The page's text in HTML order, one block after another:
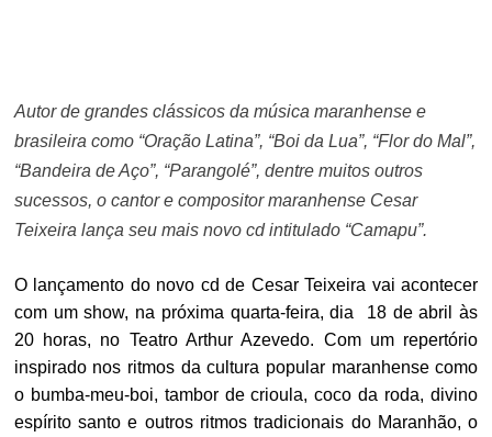
Autor de grandes clássicos da música maranhense e
brasileira como “Oração Latina”, “Boi da Lua”, “Flor do Mal”,
“Bandeira de Aço”, “Parangolé”, dentre muitos outros
sucessos, o cantor e compositor maranhense Cesar
Teixeira lança seu mais novo cd intitulado“Camapu”.
O lançamento do novo cd de Cesar Teixeira vai acontecer
com um show, na próxima quarta-feira, dia 18 de abril às
20 horas, no Teatro Arthur Azevedo. Com um repertório
inspirado nos ritmos da cultura popular maranhense como
o bumba-meu-boi, tambor de crioula, coco da roda, divino
espírito santo e outros ritmos tradicionais do Maranhão, o